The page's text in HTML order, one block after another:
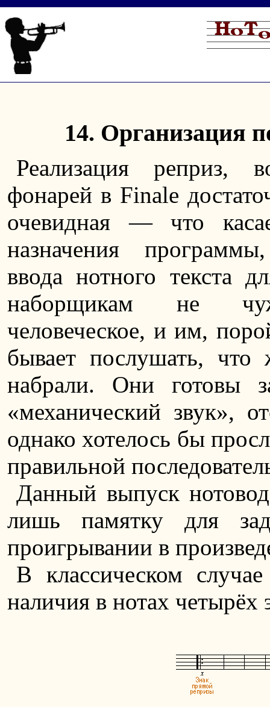
14. Организация
Реализация реприз,
фонарей в Finale
очевидная — что
назначения
ввода нотного текста
наборщикам не
человеческое, и им,
бывает послушать, что
набрали. Они готовы
«механический звук»,
однако хотелось бы
правильной
Данный выпуск
лишь памятку для
проигрывании в
В классическом
наличия в нотах четырёх